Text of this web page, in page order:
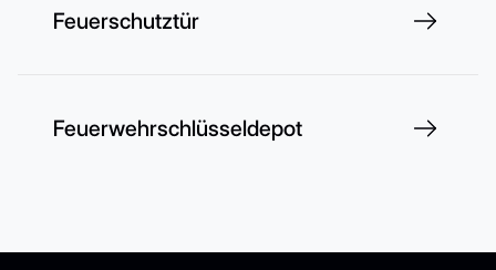
Feuerschutztür
Feuerwehrschlüsseldepot